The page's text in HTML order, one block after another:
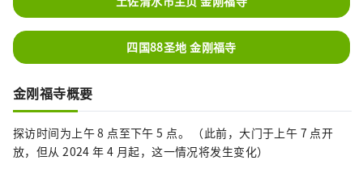
四国88圣地 金刚福寺
金刚福寺概要
探访时间为上午 8 点至下午 5 点。 （此前，大门于上午 7 点开
放，但从 2024 年 4 月起，这一情况将发生变化）